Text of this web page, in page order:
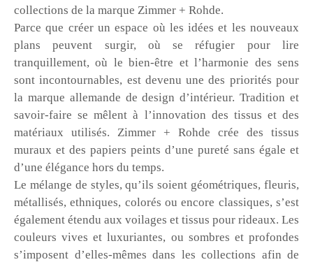
collections de la marque Zimmer + Rohde.
Parce que créer un espace où les idées et les nouveaux
plans peuvent surgir, où se réfugier pour lire
tranquillement, où le bien-être et l’harmonie des sens
sont incontournables, est devenu une des priorités pour
la marque allemande de design d’intérieur. Tradition et
savoir-faire se mêlent à l’innovation des tissus et des
matériaux utilisés. Zimmer + Rohde crée des tissus
muraux et des papiers peints d’une pureté sans égale et
d’une élégance hors du temps.
Le mélange de styles, qu’ils soient géométriques, fleuris,
métallisés, ethniques, colorés ou encore classiques, s’est
également étendu aux voilages et tissus pour rideaux. Les
couleurs vives et luxuriantes, ou sombres et profondes
s’imposent d’elles-mêmes dans les collections afin de